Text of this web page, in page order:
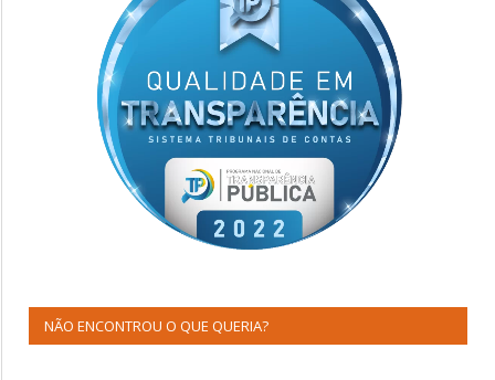
NÃO ENCONTROU O QUE QUERIA?